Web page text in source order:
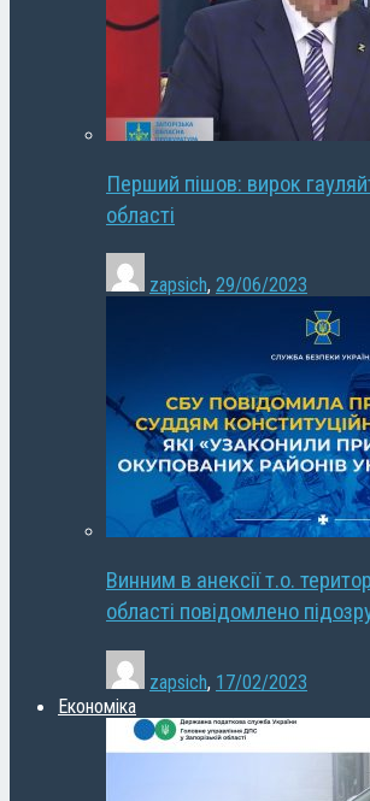
Перший пішов: вирок
області
zapsich, 29/06/2023
Винним в анексії т.о.
області повідомлено
zapsich, 17/02/2023
Економіка